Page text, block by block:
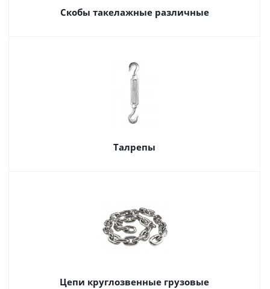
Скобы такелажные различные
Талрепы
Цепи круглозвенные грузовые